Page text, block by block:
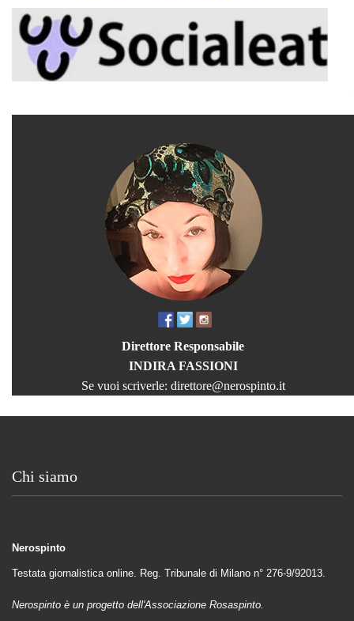
Direttore Responsabile
INDIRA FASSIONI
Se vuoi scriverle: direttore@nerospinto.it
Chi siamo
Nerospinto
Testata giornalistica online. Reg. Tribunale di Milano n° 276-9/92013.
Nerospinto è un progetto dell'Associazione Rosaspinto.